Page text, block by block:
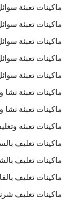
ماكينات تعبئة
ماكينات تعبئة
ماكينات تعبئة
ماكينات تعبئة
ماكينات تعبئة
ماكينات تعبئة
ماكينات تعبئة نشا
ماكينات تعبئه
ماكينات تغليف
ماكينات تغليف
ماكينات تغليف
ماكينات تغليف